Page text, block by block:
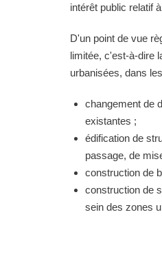
intérêt public relatif
D'un point de vue
limitée, c'est-à-dire
urbanisées, dans
changement de
existantes ;
édification de
passage, de
construction de
construction de
sein des zones